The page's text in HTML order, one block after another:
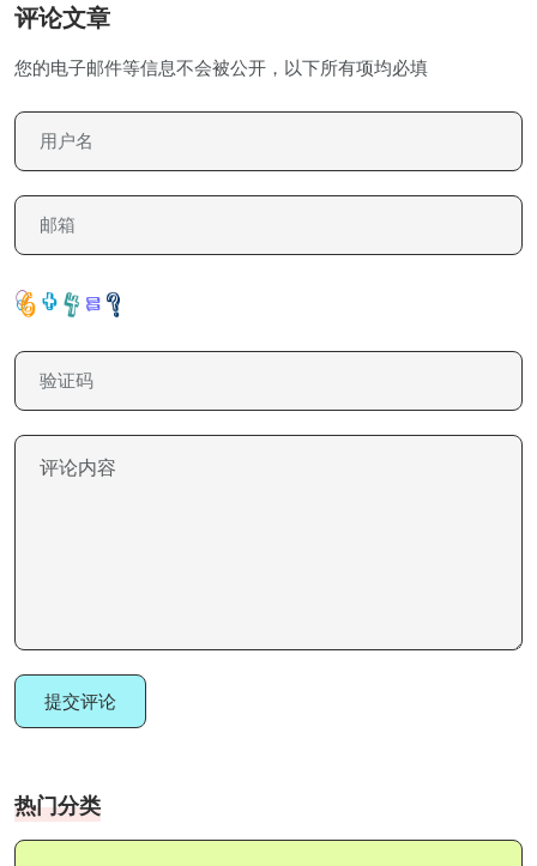
评论文章
您的电子邮件等信息不会被公开，以下所有项均必填
提交评论
热门分类